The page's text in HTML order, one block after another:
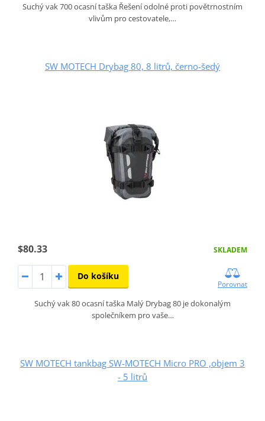
Suchý vak 700 ocasní taška Řešení odolné proti povětrnostním
vlivům pro cestovatele,…
SW MOTECH Drybag 80, 8 litrů, černo-šedý
$80.33 SKLADEM
Do košíku
Porovnat
Suchý vak 80 ocasní taška Malý Drybag 80 je dokonalým
společníkem pro vaše…
SW MOTECH tankbag SW-MOTECH Micro PRO ,objem 3
- 5 litrů